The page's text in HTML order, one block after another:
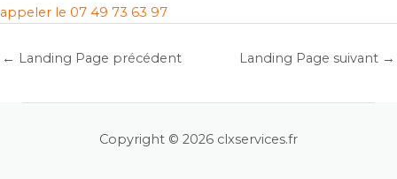
appeler le 07 49 73 63 97
← Landing Page précédent Landing Page suivant →
Copyright © 2026 clxservices.fr